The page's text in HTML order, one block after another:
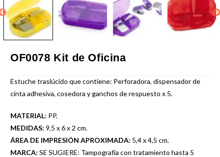
OF0078 Kit de Oficina
Estuche traslúcido que contiene: Perforadora, dispensador de
cinta adhesiva, cosedora y ganchos de respuesto x 5.
MATERIAL: PP.
MEDIDAS: 9,5 x 6 x 2 cm.
ÁREA DE IMPRESIÓN APROXIMADA: 5,4 x 4,5 cm.
MARCA: SE SUGIERE: Tampografía con tratamiento hasta 5